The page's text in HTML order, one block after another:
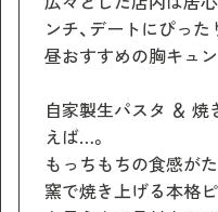
ンチ、デートにぴった
昼おすすめの胸キュ
自家製生パスタ ＆ 焼
えば…。
もっちもちの食感が
窯で焼き上げる本格